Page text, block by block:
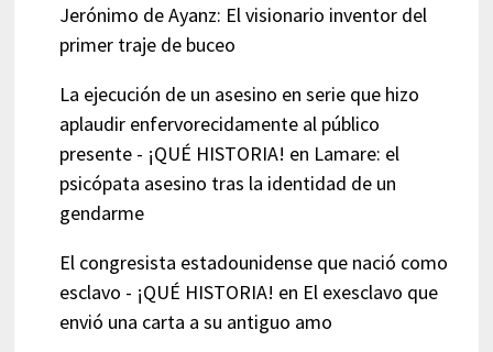
Jerónimo de Ayanz: El visionario inventor del
primer traje de buceo
La ejecución de un asesino en serie que hizo
aplaudir enfervorecidamente al público
presente - ¡QUÉ HISTORIA! en Lamare: el
psicópata asesino tras la identidad de un
gendarme
El congresista estadounidense que nació como
esclavo - ¡QUÉ HISTORIA! en El exesclavo que
envió una carta a su antiguo amo